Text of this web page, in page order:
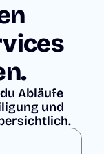
Abläufe
und